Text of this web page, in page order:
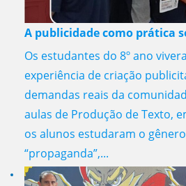
A publicidade como prática
Os estudantes do 8º ano
experiência de criação
demandas reais da
aulas de Produção de Texto,
os alunos estudaram o
“propaganda”,...